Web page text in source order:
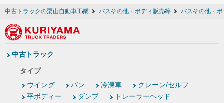
中古トラックの栗山自動車工業 バスその他・ボディ販売等 バスその他・
中古トラック
タイプ
ウイング
バン 冷凍車
クレーン/セルフ
平ボディー
ダンプ
トレーラーヘッド